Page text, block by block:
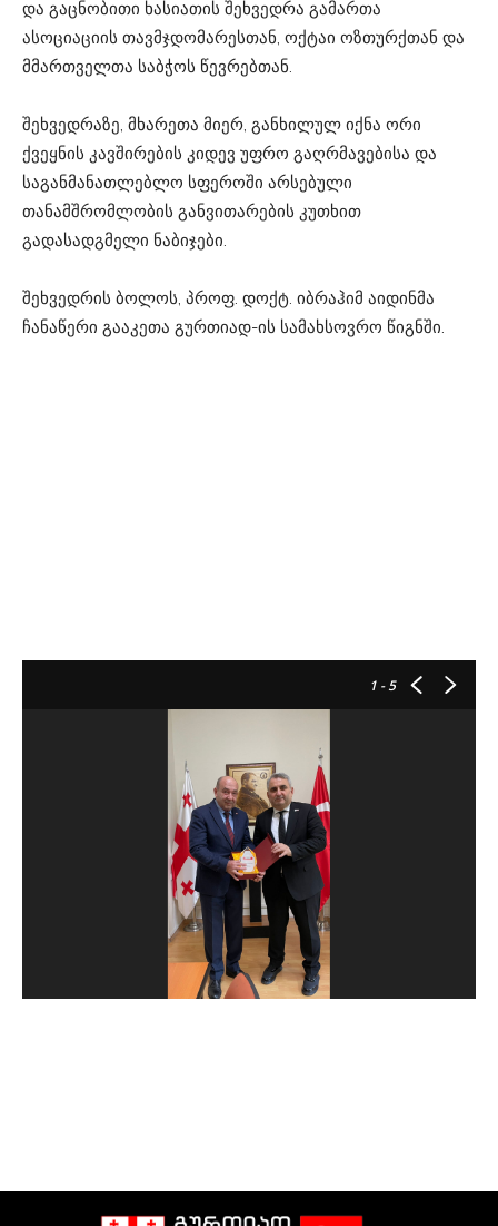
და გაცნობითი ხასიათის შეხვედრა გამართა
ასოციაციის თავმჯდომარესთან, ოქტაი ოზთურქთან და
მმართველთა საბჭოს წევრებთან.
შეხვედრაზე, მხარეთა მიერ, განხილულ იქნა ორი
ქვეყნის კავშირების კიდევ უფრო გაღრმავებისა და
საგანმანათლებლო სფეროში არსებული
თანამშრომლობის განვითარების კუთხით
გადასადგმელი ნაბიჯები.
შეხვედრის ბოლოს, პროფ. დოქტ. იბრაჰიმ აიდინმა
ჩანაწერი გააკეთა გურთიად-ის სამახსოვრო წიგნში.
1 - 5